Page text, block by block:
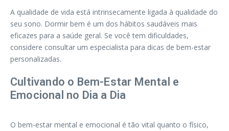
A qualidade de vida está intrinsecamente ligada à qualidade do
seu sono. Dormir bem é um dos hábitos saudáveis mais
eficazes para a saúde geral. Se você tem dificuldades,
considere consultar um especialista para dicas de bem-estar
personalizadas.
Cultivando o Bem-Estar Mental e
Emocional no Dia a Dia
O bem-estar mental e emocional é tão vital quanto o físico,